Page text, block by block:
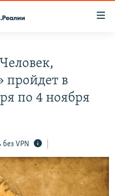
СОПРОТИВЛЕНИЯ
в
по 4 ноября
без VPN